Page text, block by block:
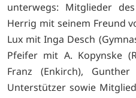
unterwegs: Mitglieder
Herrig mit seinem Freund
Lux mit Inga Desch
Pfeifer mit A. Kopynske
Franz (Enkirch),
Unterstützer sowie